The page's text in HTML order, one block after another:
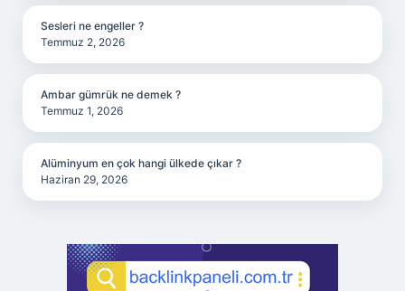
Sesleri ne engeller ?
Temmuz 2, 2026
Ambar gümrük ne demek ?
Temmuz 1, 2026
Alüminyum en çok hangi ülkede çıkar ?
Haziran 29, 2026